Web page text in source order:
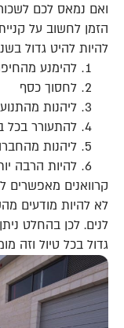
ואם נמאס לכם
הזמן לחשוב על
להיות להיט גדול
להימנע
לחסוך כסף
ליהנות
להתעורר בכל
ליהנות
להיות הרבה
קרוואנים מאפשרים
לא להיות מודעים
לנים. לכן בהחלט
גדול בכל טיול וזה